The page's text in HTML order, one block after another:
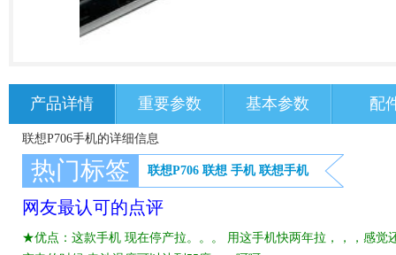
产品详情 重要参数 基本参数 配
联想P706手机的详细信息
热门标签 联想P706 联想 手机 联想手机
网友最认可的点评
★优点：这款手机 现在停产拉。。。 用这手机快两年拉，，，感觉